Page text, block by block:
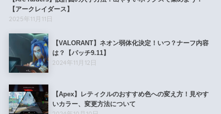
【アークレイダース】
2025年11月11日
【VALORANT】ネオン弱体化決定！いつ？ナーフ内容
は？【パッチ9.11】
2024年11月12日
【Apex】レティクルのおすすめ色への変え方！見やす
いカラー、変更方法について